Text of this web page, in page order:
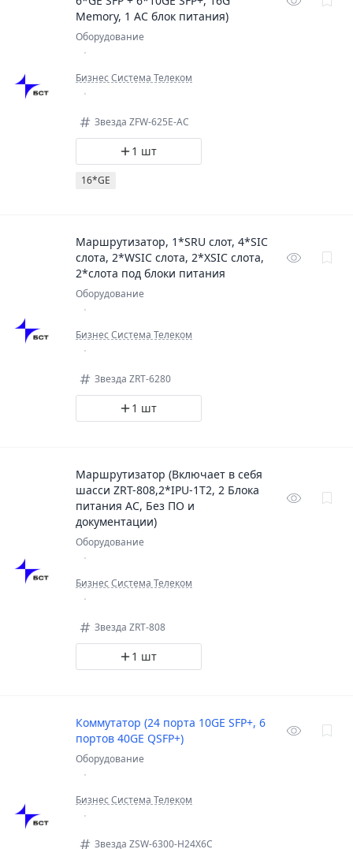
Memory, 1 AC блок питания)
Оборудование
Бизнес Система Телеком
Звезда ZFW-625E-AC
1 шт
16*GE
Маршрутизатор, 1*SRU слот, 4*SIC
слота, 2*WSIC слота, 2*XSIC слота,
2*слота под блоки питания
Оборудование
Бизнес Система Телеком
Звезда ZRT-6280
1 шт
Маршрутизатор (Включает в себя
шасси ZRT-808,2*IPU-1T2, 2 Блока
питания AC, Без ПО и
документации)
Оборудование
Бизнес Система Телеком
Звезда ZRT-808
1 шт
Коммутатор (24 порта 10GE SFP+, 6
портов 40GE QSFP+)
Оборудование
Бизнес Система Телеком
Звезда ZSW-6300-H24X6C